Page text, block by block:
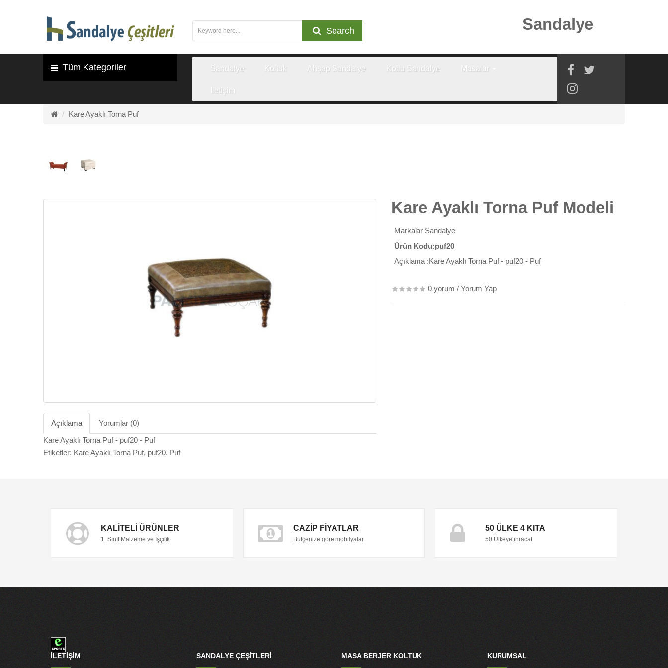
Search Sandalye
Tüm Kategoriler Sandalye Koltuk Ahşap Sandalye Kollu Sandalye Masalar
İletişim
Kare Ayaklı Torna Puf
Açıklama
Yorumlar (0)
Kare Ayaklı Torna Puf - puf20 - Puf
Kare Ayaklı Torna Puf Modeli
Markalar Sandalye
Ürün Kodu:puf20
Açıklama :Kare Ayaklı Torna Puf - puf20 - Puf
0 yorum / Yorum Yap
Etiketler: Kare Ayaklı Torna Puf, puf20, Puf
KALITELI ÜRÜNLER
1. Sınıf Malzeme ve İşçilik
CAZIP FIYATLAR
Bütçenize göre mobilyalar
50 ÜLKE 4 KITA
50 Ülkeye ihracat
İLETİŞİM SANDALYE ÇEŞITLERI MASA BERJER KOLTUK KURUMSAL